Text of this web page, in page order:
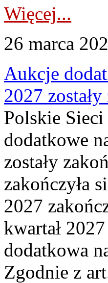
Więcej...
26 marca
Aukcje
2027
Polskie
dodatkowe
zostały
zakończyła
2027
kwartał
dodatkowa
Zgodnie z